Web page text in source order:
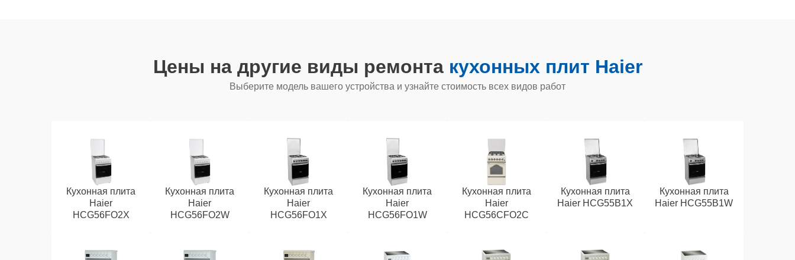
Цены на другие виды ремонта кухонных плит Haier
Выберите модель вашего устройства и узнайте стоимость всех видов работ
Кухонная плита
Haier
HCG56FO2X
Кухонная плита
Haier
HCG56FO2W
Кухонная плита
Haier
HCG56FO1X
Кухонная плита
Haier
HCG56FO1W
Кухонная плита
Haier
HCG56CFO2C
Кухонная плита
Haier HCG55B1X
Кухонная плита
Haier HCG55B1W